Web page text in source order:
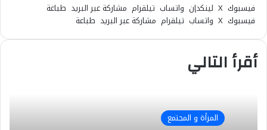
فيسبوك ‫X لينكدإن واتساب تيلقرام مشاركة عبر البريد طباعة
فيسبوك ‫X واتساب تيلقرام مشاركة عبر البريد طباعة
أقرأ التالي
المرأة و المجتمع